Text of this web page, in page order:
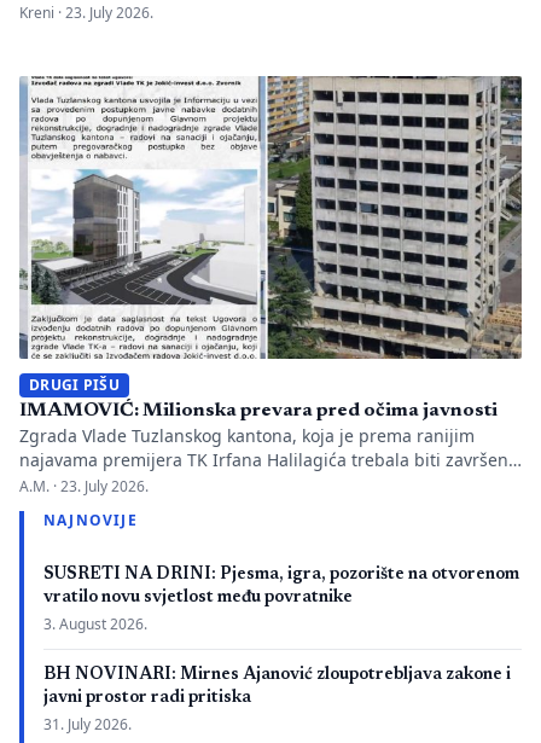
joj se ne izda, odnosno ne obnovi licenca za samostalan rad
medicinskih fakulteta vode protiv ljekarskih komora u Bosni i
Hercegovini. […]
Kreni ·23. July 2026.
DRUGI PIŠU
IMAMOVIĆ: Milionska prevara pred očima javnosti
Zgrada Vlade Tuzlanskog kantona, koja je prema ranijim
najavama premijera TK Irfana Halilagića trebala biti završena
početkom jula ove godine, ni 18 mjeseci nakon početka
rekonstrukcije nije u potpunosti završena. Razlog su, kako je
ranije potvrđeno, nepotpuna projektna dokumentacija i
radovi i izdvajanja iz budžeta Tuzlanskog […]
A.M. ·23. July 2026.
NAJNOVIJE
SUSRETI NA DRINI: Pjesma, igra, pozorište na otvorenom
vratilo novu svjetlost među povratnike
3. August 2026.
BH NOVINARI: Mirnes Ajanović zloupotrebljava zakone i
javni prostor radi pritiska
31. July 2026.